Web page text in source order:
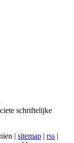
schriftelijke
| sitemap | rss |